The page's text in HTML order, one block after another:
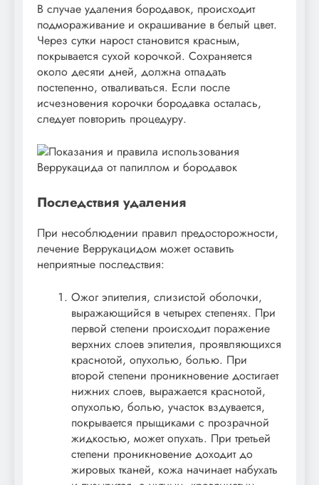
В случае удаления бородавок, происходит
подмораживание и окрашивание в белый цвет.
Через сутки нарост становится красным,
покрывается сухой корочкой. Сохраняется
около десяти дней, должна отпадать
постепенно, отваливаться. Если после
исчезновения корочки бородавка осталась,
следует повторить процедуру.
Последствия удаления
При несоблюдении правил предосторожности,
лечение Веррукацидом может оставить
неприятные последствия:
Ожог эпителия, слизистой оболочки,
выражающийся в четырех степенях. При
первой степени происходит поражение
верхних слоев эпителия, проявляющихся
краснотой, опухолью, болью. При
второй степени проникновение достигает
нижних слоев, выражается краснотой,
опухолью, болью, участок вздувается,
покрывается прыщиками с прозрачной
жидкостью, может опухать. При третьей
степени проникновение доходит до
жировых тканей, кожа начинает набухать